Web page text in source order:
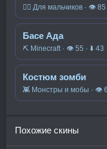
🧍‍♂️ Для мальчиков · 👁 85
Басе Ада
⛏️ Minecraft · 👁 55 · ⬇ 43
Костюм зомби
👾 Монстры и мобы · 👁
Похожие скины